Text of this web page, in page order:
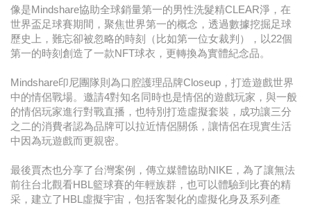
像是Mindshare協助全球銷量第一的男性洗髮精CLEAR淨，在
世界盃足球賽期間，聚焦世界第一的概念，透過數據挖掘足球
歷史上，難忘卻被忽略的時刻（比如第一位女裁判），以22個
第一的時刻創造了一款NFT球衣，更轉換為實體紀念品。
Mindshare印尼團隊則為口腔護理品牌Closeup，打造遊戲世界
中的情侶戰場。邀請4對知名同時也是情侶的遊戲玩家，與一般
的情侶玩家進行對戰直播，也特別打造虛擬套裝，成功讓三分
之二的消費者認為品牌可以拉近情侶關係，讓情侶在現實生活
中因為玩遊戲而更親密。
最後賈杰也分享了台灣案例，傳立媒體協助NIKE，為了讓無法
前往台北觀看HBL籃球賽的年輕族群，也可以體驗到比賽的精
采，建立了HBL虛擬宇宙，包括客製化的虛擬化身及系列產